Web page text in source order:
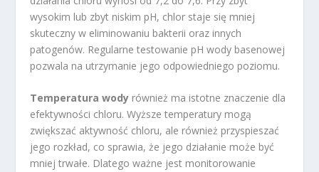
wysokim lub zbyt niskim pH, chlor staje się mniej
skuteczny w eliminowaniu bakterii oraz innych
patogenów. Regularne testowanie pH wody basenowej
pozwala na utrzymanie jego odpowiedniego poziomu.
Temperatura wody również ma istotne znaczenie dla
efektywności chloru. Wyższe temperatury mogą
zwiększać aktywność chloru, ale również przyspieszać
jego rozkład, co sprawia, że jego działanie może być
mniej trwałe. Dlatego ważne jest monitorowanie